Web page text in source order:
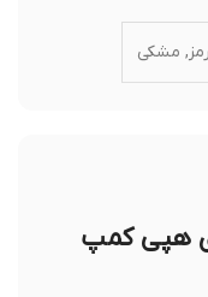
مشکی
کمپ